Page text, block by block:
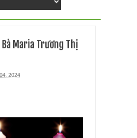
Bà Maria Trương Thị
2024